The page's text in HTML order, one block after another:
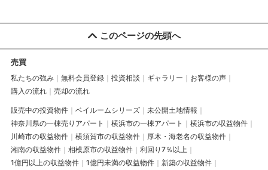
このページの先頭へ
売買
私たちの強み 無料会員登録 投資相談 ギャラリー
お客様の声
購入の流れ
売却の流れ
販売中の投資物件 ベイルームシリーズ
未公開土地情報
神奈川県の一棟売りアパート
横浜市の一棟アパート
横浜市の収益物件
川崎市の収益物件
横須賀市の収益物件
厚木・海老名の収益物件
湘南の収益物件
相模原市の収益物件
利回り7％以上
1億円以上の収益物件
1億円未満の収益物件
新築の収益物件